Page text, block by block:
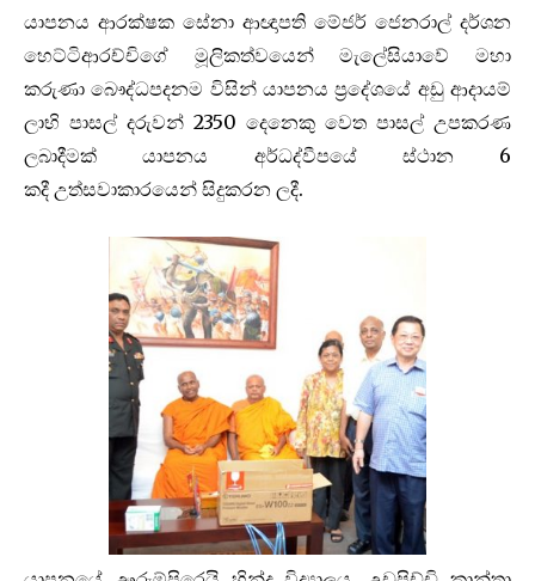
යාපනය ආරක්ෂක සේනා ආඥාපති මේජර් ජෙනරාල් දර්ශන
හෙට්ටිආරච්චිගේ මූලිකත්වයෙන් මැලේසියාවේ මහා
කරුණා බෞද්ධපදනම විසින් යාපනය ප්‍රදේශයේ අඩු ආදායම්
ලාභි පාසල් දරුවන් 2350 දෙනෙකු වෙත පාසල් උපකරණ
ලබාදීමක් යාපනය අර්ධද්වීපයේ ස්ථාන 6
කදී උත්සවාකාරයෙන් සිදුකරන ලදී.